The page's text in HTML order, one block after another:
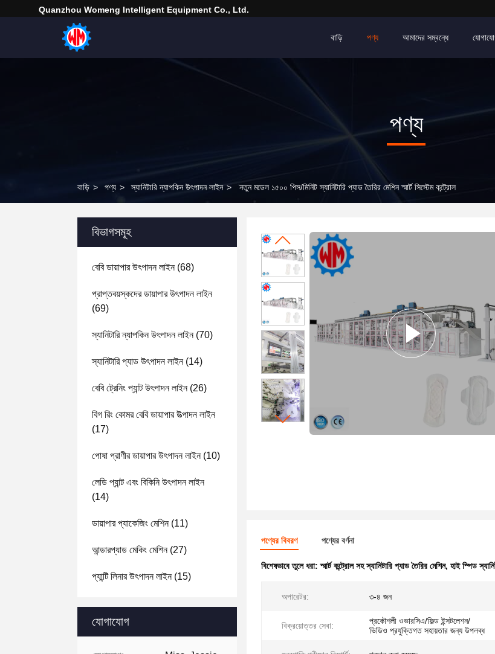
Quanzhou Womeng Intelligent Equipment Co., Ltd.
বাড়ি পণ্য আমাদের সম্বন্ধে
পণ্য
বাড়ি > পণ্য > স্যানিটারি ন্যাপকিন উৎপাদন লাইন > নতুন মডেল ১৫০০ পিস/মিনিট স্যানিটারি প্যাড তৈরির মেশিন স্মার্ট সিস্টেম কন্ট্রোল
বিভাগসমূহ
বেবি ডায়াপার উৎপাদন লাইন(68)
প্রাপ্তবয়স্কদের ডায়াপার উৎপাদন লাইন
(69)
স্যানিটারি ন্যাপকিন উৎপাদন লাইন(70)
স্যানিটারি প্যাড উৎপাদন লাইন(14)
বেবি ট্রেনিং প্যান্ট উৎপাদন লাইন(26)
বিগ রিং কোমর বেবি ডায়াপার উত্পাদন লাইন
(17)
পোষা প্রাণীর ডায়াপার উৎপাদন লাইন(10)
লেডি প্যান্ট এবং বিকিনি উৎপাদন লাইন
(14)
ডায়াপার প্যাকেজিং মেশিন(11)
আন্ডারপ্যাড মেকিং মেশিন(27)
প্যান্টি লিনার উৎপাদন লাইন(15)
যোগাযোগ
পণ্যের বিবরণ পণ্যের বর্ণনা
বিশেষভাবে তুলে ধরা:স্মার্ট কন্ট্রোল সহ স্যানিটারি প্যাড তৈরির মেশিন, হাই স্পিড
অপারেটর: ৩-৪ জন
বিক্রয়োত্তর সেবা:
প্রকৌশলী ওভারসিএ/ফিল্ড ইন্সটলেশন/
ভিডিও প্রযুক্তিগত সহায়তার জন্য উপলব্ধ